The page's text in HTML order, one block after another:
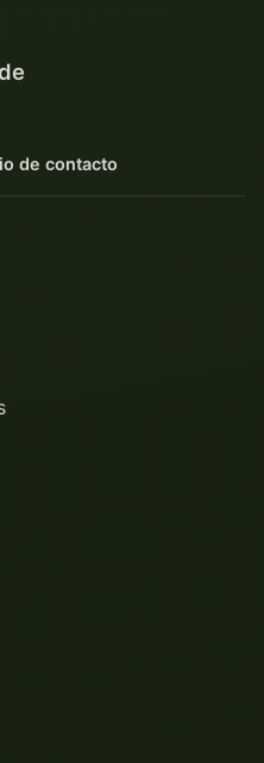
de contacto